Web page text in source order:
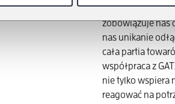
zobowiązuje nas
nas unikanie
cała partia
współpraca z
nie tylko wspiera
reagować na